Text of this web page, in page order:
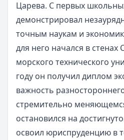
Царева. С первых
демонстрировал
точным наукам и
для него начался в стенах
морского технического
году он получил диплом
важность
стремительно
остановился на
освоил юриспруденцию в